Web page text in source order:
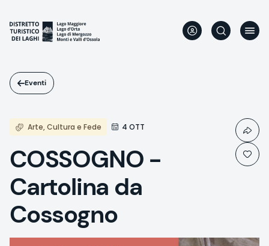
contenuto
principale
Eventi
Arte, Cultura e Fede 4 OTT
COSSOGNO -
Cartolina da
Cossogno